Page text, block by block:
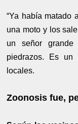
“Ya había matado
una moto y los
un señor
piedrazos. Es un
locales.
Zoonosis fue,